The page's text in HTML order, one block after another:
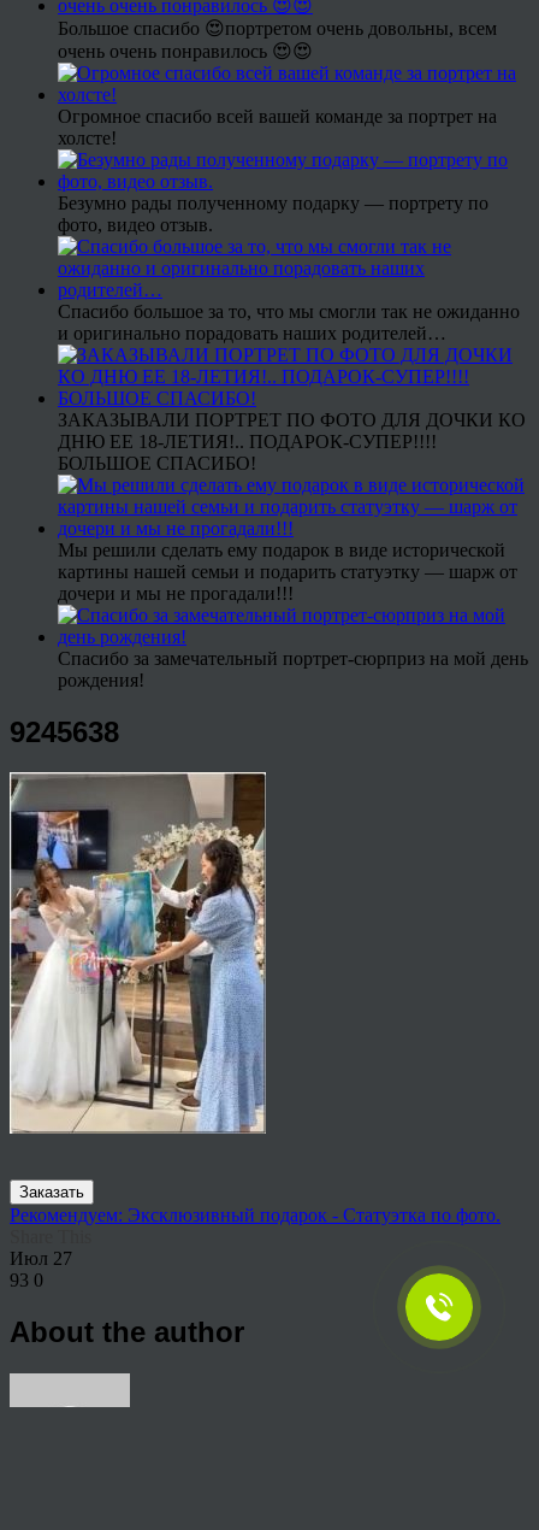
Большое спасибо 😍портретом очень довольны, всем
очень очень понравилось 😍😍
Огромное спасибо всей вашей команде за портрет на
холсте!
Безумно рады полученному подарку — портрету по
фото, видео отзыв.
Спасибо большое за то, что мы смогли так не ожиданно
и оригинально порадовать наших родителей…
ЗАКАЗЫВАЛИ ПОРТРЕТ ПО ФОТО ДЛЯ ДОЧКИ КО
ДНЮ ЕЕ 18-ЛЕТИЯ!.. ПОДАРОК-СУПЕР!!!!
БОЛЬШОЕ СПАСИБО!
Мы решили сделать ему подарок в виде исторической
картины нашей семьи и подарить статуэтку — шарж от
дочери и мы не прогадали!!!
Спасибо за замечательный портрет-сюрприз на мой день
рождения!
9245638
Заказать
Рекомендуем: Эксклюзивный подарок - Статуэтка по фото.
Июл 27
93 0
About the author